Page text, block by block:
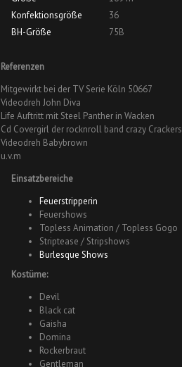
Konfektionsgröße
36
BH-Größe
75B
Referenzen
Mitgewirkt bei der TV Serie Köln 50667
Videodreh John Diva
Life Auftritt mit Steel Panther in Wacken
Cd Covergirl der rocknroll band crazy Crackers
Videodreh Babybrown
u.v.m
Einsatzbereiche
Feuerstripperin
Feuershows
Topless Animation / Topless Gogo
Striptease / Stripshows
Burlesque Shows
Kostüme:
Devil
Black cat
Gaisha
Domina
Rockerbraut
Gentleman